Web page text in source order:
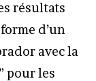
résultats
d’un
avec la
pour les